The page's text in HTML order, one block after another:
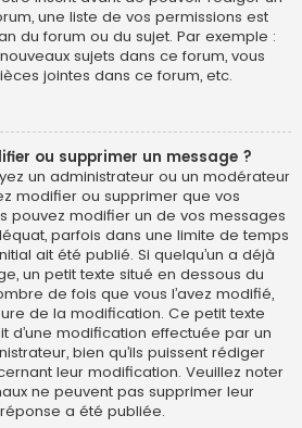
une liste de vos permissions est
du forum ou du sujet. Par exemple :
sujets dans ce forum, vous
jointes dans ce forum, etc.
ou supprimer un message ?
un administrateur ou un modérateur
modifier ou supprimer que vos
pouvez modifier un de vos messages
parfois dans une limite de temps
ait été publié. Si quelqu’un a déjà
un petit texte situé en dessous du
de fois que vous l’avez modifié,
de la modification. Ce petit texte
d’une modification effectuée par un
bien qu’ils puissent rédiger
leur modification. Veuillez noter
ne peuvent pas supprimer leur
a été publiée.